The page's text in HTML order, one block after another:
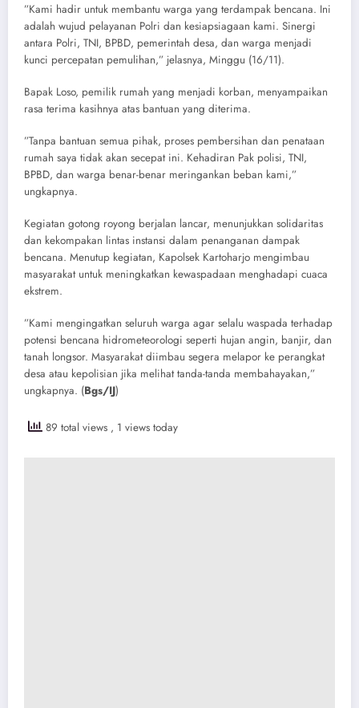
​”Kami hadir untuk membantu warga yang terdampak bencana. Ini
adalah wujud pelayanan Polri dan kesiapsiagaan kami. Sinergi
antara Polri, TNI, BPBD, pemerintah desa, dan warga menjadi
kunci percepatan pemulihan,” jelasnya, Minggu (16/11).
​Bapak Loso, pemilik rumah yang menjadi korban, menyampaikan
rasa terima kasihnya atas bantuan yang diterima.
​”Tanpa bantuan semua pihak, proses pembersihan dan penataan
rumah saya tidak akan secepat ini. Kehadiran Pak polisi, TNI,
BPBD, dan warga benar-benar meringankan beban kami,”
ungkapnya.
​Kegiatan gotong royong berjalan lancar, menunjukkan solidaritas
dan kekompakan lintas instansi dalam penanganan dampak
bencana. Menutup kegiatan, Kapolsek Kartoharjo mengimbau
masyarakat untuk meningkatkan kewaspadaan menghadapi cuaca
ekstrem.
​”Kami mengingatkan seluruh warga agar selalu waspada terhadap
potensi bencana hidrometeorologi seperti hujan angin, banjir, dan
tanah longsor. Masyarakat diimbau segera melapor ke perangkat
desa atau kepolisian jika melihat tanda-tanda membahayakan,”
ungkapnya. (Bgs/IJ)
89 total views , 1 views today